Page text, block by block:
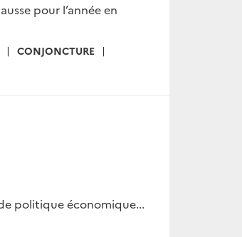
pour l’année en
CONJONCTURE
politique économique...